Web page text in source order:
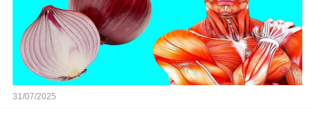
31/07/2025